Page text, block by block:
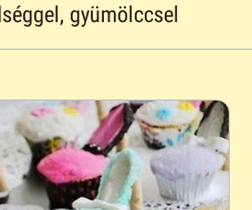
gyümölccsel